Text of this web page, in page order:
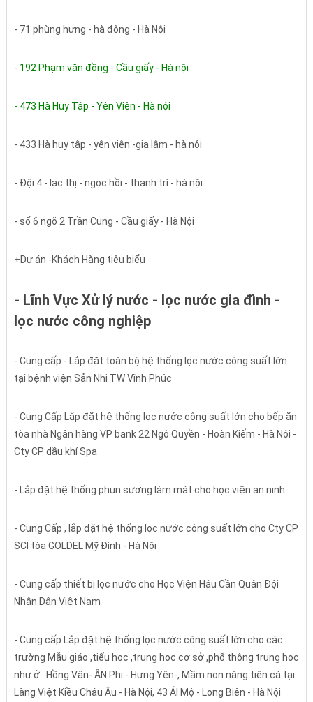
- 71 phùng hưng - hà đông - Hà Nội
- 192 Phạm văn đồng - Cầu giấy - Hà nội
- 473 Hà Huy Tập - Yên Viên - Hà nội
- 433 Hà huy tập - yên viên -gia lâm - hà nội
- Đội 4 - lạc thị - ngọc hồi - thanh trì - hà nội
- số 6 ngõ 2 Trần Cung - Cầu giấy - Hà Nội
+Dự án -Khách Hàng tiêu biểu
- Lĩnh Vực Xử lý nước - lọc nước gia đình -
lọc nước công nghiệp
- Cung cấp - Lắp đặt toàn bộ hệ thống lọc nước công suất lớn
tại bệnh viện Sản Nhi TW Vĩnh Phúc
- Cung Cấp Lắp đặt hệ thống lọc nước công suất lớn cho bếp ăn
tòa nhà Ngân hàng VP bank 22 Ngô Quyền - Hoàn Kiếm - Hà Nội -
Cty CP dầu khí Spa
- Lắp đặt hệ thống phun sương làm mát cho học viện an ninh
- Cung Cấp , lắp đặt hệ thống lọc nước công suất lớn cho Cty CP
SCI tòa GOLDEL Mỹ Đình - Hà Nội
- Cung cấp thiết bị lọc nước cho Học Viện Hậu Cần Quân Đội
Nhân Dân Việt Nam
- Cung cấp Lắp đặt hệ thống lọc nước công suất lớn cho các
trường Mẫu giáo ,tiểu học ,trung học cơ sở ,phổ thông trung học
như ở : Hồng Vân- ÂN Phi - Hưng Yên-, Mầm non nàng tiên cá tại
Làng Việt Kiều Châu Âu - Hà Nội, 43 ÁI Mộ - Long Biên - Hà Nội